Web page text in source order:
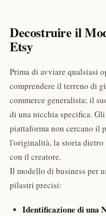
Decostruire il
Etsy
Prima di avviare qualsiasi
comprendere il terreno di
commerce generalista; il
di una nicchia specifica.
piattaforma non cercano il
l'originalità, la storia dietro
con il creatore.
Il modello di business per
pilastri precisi:
Identificazione di una